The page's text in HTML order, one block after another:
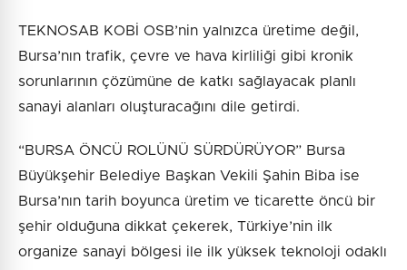
TEKNOSAB KOBİ OSB’nin yalnızca üretime değil,
Bursa’nın trafik, çevre ve hava kirliliği gibi kronik
sorunlarının çözümüne de katkı sağlayacak planlı
sanayi alanları oluşturacağını dile getirdi.
“BURSA ÖNCÜ ROLÜNÜ SÜRDÜRÜYOR” Bursa
Büyükşehir Belediye Başkan Vekili Şahin Biba ise
Bursa’nın tarih boyunca üretim ve ticarette öncü bir
şehir olduğuna dikkat çekerek, Türkiye’nin ilk
organize sanayi bölgesi ile ilk yüksek teknoloji odaklı